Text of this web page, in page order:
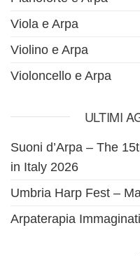
Viola e Arpa
Violino e Arpa
Violoncello e Arpa
ULTIMI
Suoni d’Arpa – The
in Italy 2026
Umbria Harp Fest –
Arpaterapia